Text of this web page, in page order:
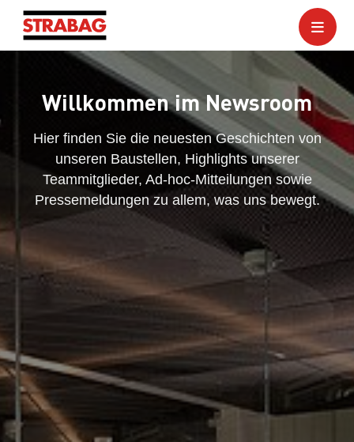
Willkommen im Newsroom
Hier finden Sie die neuesten Geschichten von
unseren Baustellen, Highlights unserer
Teammitglieder, Ad-hoc-Mitteilungen sowie
Pressemeldungen zu allem, was uns bewegt.